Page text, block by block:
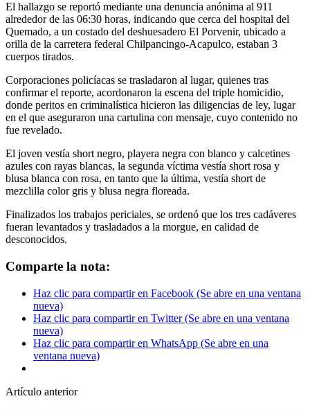
El hallazgo se reportó mediante una denuncia anónima al 911
alrededor de las 06:30 horas, indicando que cerca del hospital del
Quemado, a un costado del deshuesadero El Porvenir, ubicado a
orilla de la carretera federal Chilpancingo-Acapulco, estaban 3
cuerpos tirados.
Corporaciones policíacas se trasladaron al lugar, quienes tras
confirmar el reporte, acordonaron la escena del triple homicidio,
donde peritos en criminalística hicieron las diligencias de ley, lugar
en el que aseguraron una cartulina con mensaje, cuyo contenido no
fue revelado.
El joven vestía short negro, playera negra con blanco y calcetines
azules con rayas blancas, la segunda víctima vestía short rosa y
blusa blanca con rosa, en tanto que la última, vestía short de
mezclilla color gris y blusa negra floreada.
Finalizados los trabajos periciales, se ordenó que los tres cadáveres
fueran levantados y trasladados a la morgue, en calidad de
desconocidos.
Comparte la nota:
Haz clic para compartir en Facebook (Se abre en una ventana
nueva)
Haz clic para compartir en Twitter (Se abre en una ventana
nueva)
Haz clic para compartir en WhatsApp (Se abre en una
ventana nueva)
Artículo anterior